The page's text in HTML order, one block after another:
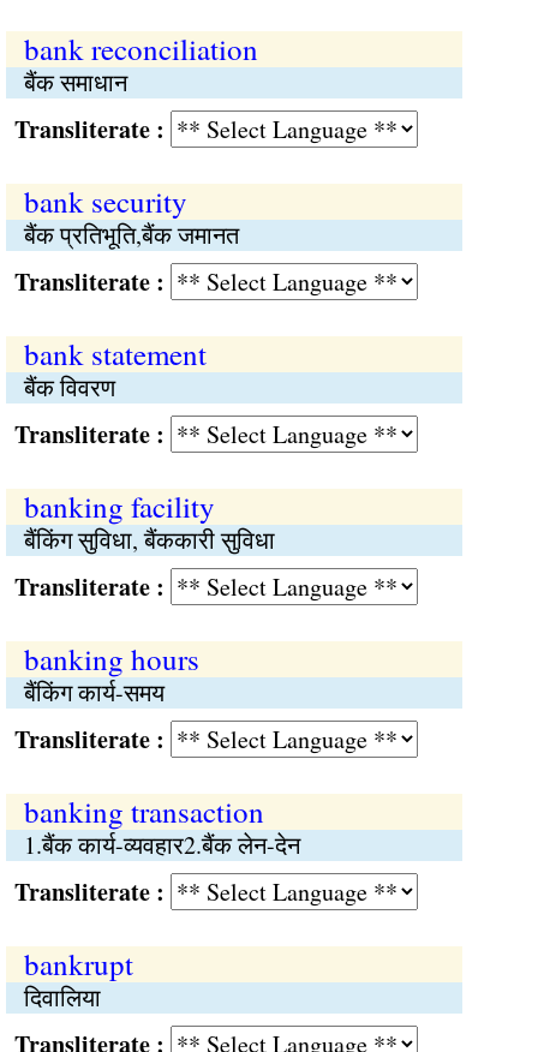
bank reconciliation
बैंक समाधान
:
bank security
बैंक प्रतिभूति,बैंक जमानत
:
bank statement
बैंक विवरण
:
banking facility
बैंकिंग सुविधा, बैंककारी सुविधा
:
banking hours
बैंकिंग कार्य-समय
:
banking transaction
1.बैंक कार्य-व्यवहार2.बैंक लेन-देन
:
bankrupt
दिवालिया
: